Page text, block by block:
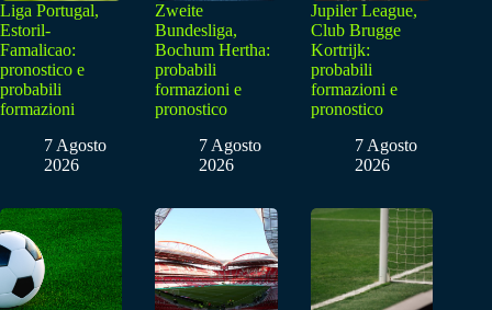
Liga Portugal,
Estoril-
Famalicao:
pronostico e
probabili
formazioni
7 Agosto
2026
Zweite
Bundesliga,
Bochum Hertha:
probabili
formazioni e
pronostico
7 Agosto
2026
Jupiler League,
Club Brugge
Kortrijk:
probabili
formazioni e
pronostico
7 Agosto
2026